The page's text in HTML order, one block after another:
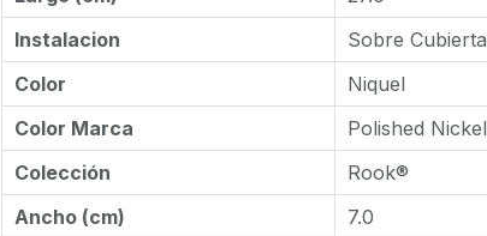
Instalacion
Sobre Cubierta
Color
Niquel
Color Marca
Polished Nickel
Colección
Rook®
Ancho (cm)
7.0